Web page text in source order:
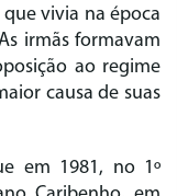
vivia na época
irmãs formavam
ao regime
causa de suas
em 1981, no 1º